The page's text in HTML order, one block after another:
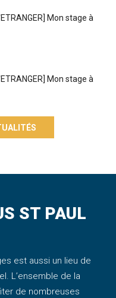
Mon stage à
Mon stage à
ST PAUL
est aussi un lieu de
L’ensemble de la
de nombreuses